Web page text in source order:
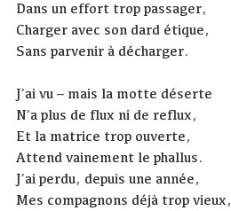
Dans un effort trop passager,
Charger avec son dard étique,
Sans parvenir à décharger.
J’ai vu – mais la motte déserte
N’a plus de flux ni de reflux,
Et la matrice trop ouverte,
Attend vainement le phallus.
J’ai perdu, depuis une année,
Mes compagnons déjà trop vieux,